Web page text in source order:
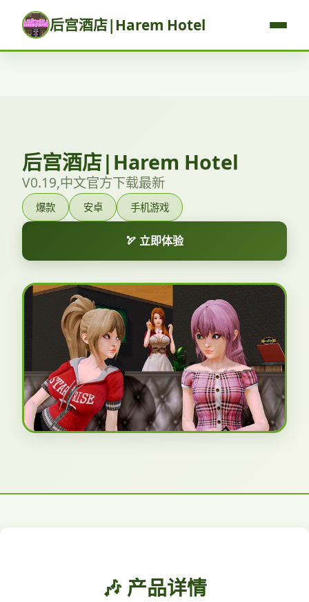
后宫酒店|Harem Hotel
后宫酒店|Harem Hotel
V0.19,中文官方下载最新
爆款 安卓 手机游戏
🏹 立即体验
🎶 产品详情